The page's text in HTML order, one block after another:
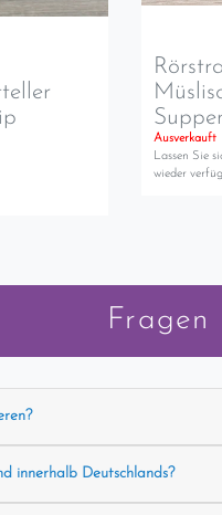
Ausverkauft
Lassen Sie
wieder
Fragen
innerhalb Deutschlands?